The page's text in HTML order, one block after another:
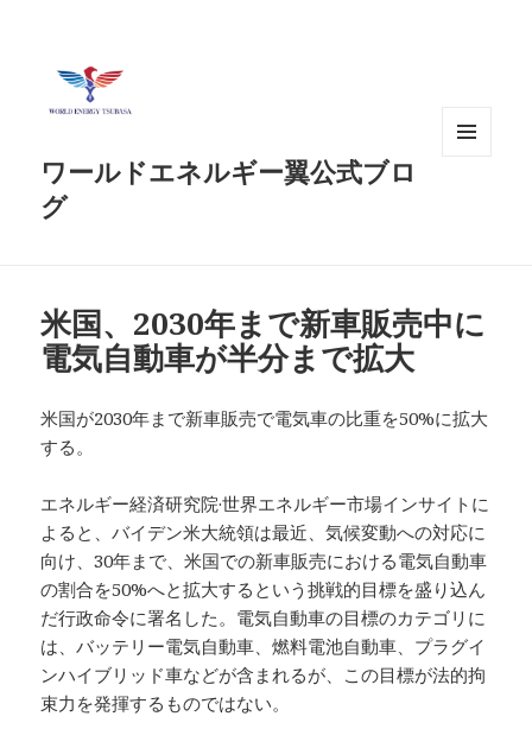
ワールドエネルギー翼公式ブロ
グ
米国、2030年まで新車販売中に
電気自動車が半分まで拡大
米国が2030年まで新車販売で電気車の比重を50%に拡大
する。
エネルギー経済研究院·世界エネルギー市場インサイトに
よると、バイデン米大統領は最近、気候変動への対応に
向け、30年まで、米国での新車販売における電気自動車
の割合を50%へと拡大するという挑戦的目標を盛り込ん
だ行政命令に署名した。電気自動車の目標のカテゴリに
は、バッテリー電気自動車、燃料電池自動車、プラグイ
ンハイブリッド車などが含まれるが、この目標が法的拘
束力を発揮するものではない。